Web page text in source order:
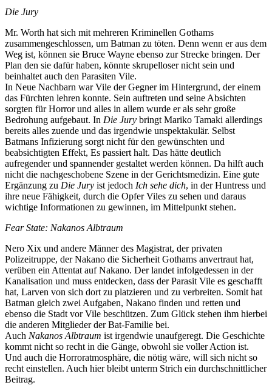
Die Jury
Mr. Worth hat sich mit mehreren Kriminellen Gothams
zusammengeschlossen, um Batman zu töten. Denn wenn er aus dem
Weg ist, können sie Bruce Wayne ebenso zur Strecke bringen. Der
Plan den sie dafür haben, könnte skrupelloser nicht sein und
beinhaltet auch den Parasiten Vile.
In Neue Nachbarn war Vile der Gegner im Hintergrund, der einem
das Fürchten lehren konnte. Sein auftreten und seine Absichten
sorgten für Horror und alles in allem wurde er als sehr große
Bedrohung aufgebaut. In Die Jury bringt Mariko Tamaki allerdings
bereits alles zuende und das irgendwie unspektakulär. Selbst
Batmans Infizierung sorgt nicht für den gewünschten und
beabsichtigten Effekt, Es passiert halt. Das hätte deutlich
aufregender und spannender gestaltet werden können. Da hilft auch
nicht die nachgeschobene Szene in der Gerichtsmedizin. Eine gute
Ergänzung zu Die Jury ist jedoch Ich sehe dich, in der Huntress und
ihre neue Fähigkeit, durch die Opfer Viles zu sehen und daraus
wichtige Informationen zu gewinnen, im Mittelpunkt stehen.
Fear State: Nakanos Albtraum
Nero Xix und andere Männer des Magistrat, der privaten
Polizeitruppe, der Nakano die Sicherheit Gothams anvertraut hat,
verüben ein Attentat auf Nakano. Der landet infolgedessen in der
Kanalisation und muss entdecken, dass der Parasit Vile es geschafft
hat, Larven von sich dort zu platzieren und zu verbreiten. Somit hat
Batman gleich zwei Aufgaben, Nakano finden und retten und
ebenso die Stadt vor Vile beschützen. Zum Glück stehen ihm hierbei
die anderen Mitglieder der Bat-Familie bei.
Auch Nakanos Albtraum ist irgendwie unaufgeregt. Die Geschichte
kommt nicht so recht in die Gänge, obwohl sie voller Action ist.
Und auch die Horroratmosphäre, die nötig wäre, will sich nicht so
recht einstellen. Auch hier bleibt unterm Strich ein durchschnittlicher
Beitrag.